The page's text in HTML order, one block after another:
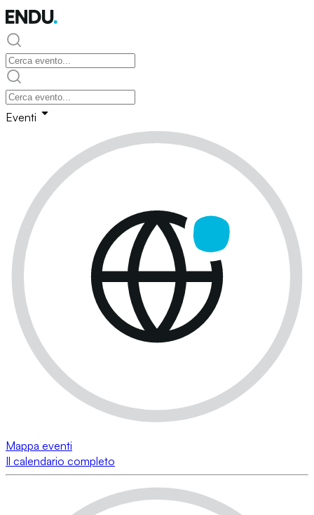
Eventi
Mappa eventi
Il calendario completo